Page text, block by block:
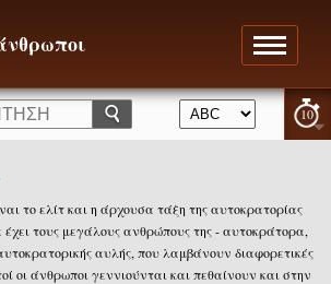
10
το ελίτ και η άρχουσα τάξη της αυτοκρατορίας
τους μεγάλους ανθρώπους της - αυτοκράτορα,
αυλής, που λαμβάνουν διαφορετικές
οι άνθρωποι γεννιούνται και πεθαίνουν και στην